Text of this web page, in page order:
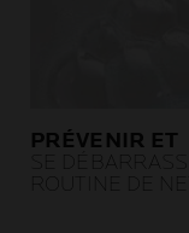
PRÉVENIR ET